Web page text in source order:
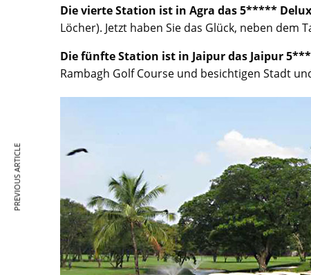
Die vierte Station ist in Agra das 5*****
Löcher). Jetzt haben Sie das Glück, neben dem
Die fünfte Station ist in Jaipur das Jaipur
Rambagh Golf Course und besichtigen Stadt
PREVIOUS ARTICLE